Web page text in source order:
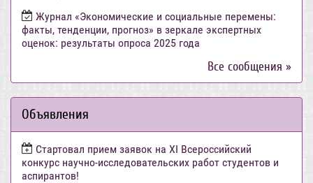
Журнал «Экономические и социальные перемены:
факты, тенденции, прогноз» в зеркале экспертных
оценок: результаты опроса 2025 года
Все сообщения »
Объявления
Стартовал прием заявок на XI Всероссийский
конкурс научно-исследовательских работ студентов и
аспирантов!